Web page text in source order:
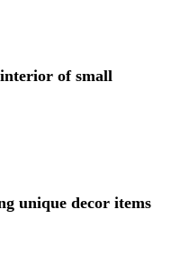
of small
unique decor items